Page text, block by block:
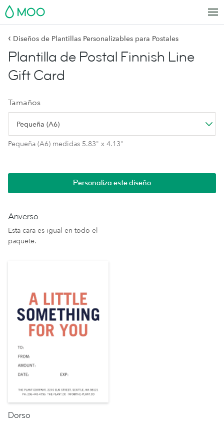
MOO
‹ Diseños de Plantillas Personalizables para Postales
Plantilla de Postal Finnish Line
Gift Card
Tamaños
Pequeña (A6)
Pequeña (A6) medidas 5.83" x 4.13"
Personaliza este diseño
Anverso
Esta cara es igual en todo el
paquete.
Dorso